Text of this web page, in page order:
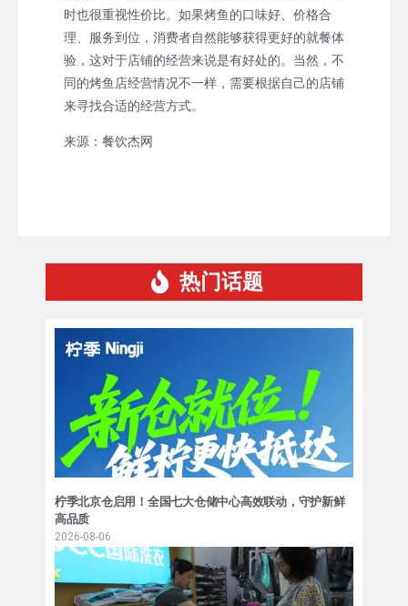
时也很重视性价比。如果烤鱼的口味好、价格合
理、服务到位，消费者自然能够获得更好的就餐体
验，这对于店铺的经营来说是有好处的。当然，不
同的烤鱼店经营情况不一样，需要根据自己的店铺
来寻找合适的经营方式。
来源：餐饮杰网
热门话题
柠季北京仓启用！全国七大仓储中心高效联动，守护新鲜
高品质
2026-08-06